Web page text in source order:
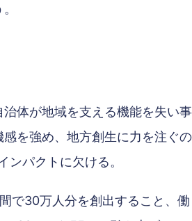
体が地域を支える機能を失い
を強め、地方創生に力を注ぐ
パクトに欠ける。
で30万人分を創出すること、